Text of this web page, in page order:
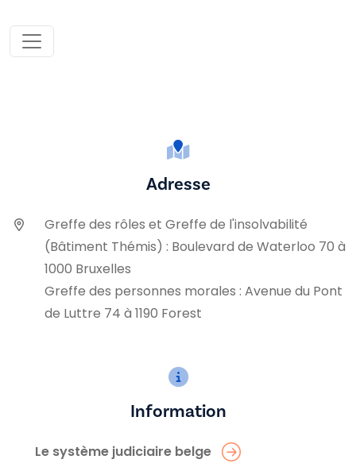
Adresse
Greffe des rôles et Greffe de l'insolvabilité
(Bâtiment Thémis) : Boulevard de Waterloo 70 à
1000 Bruxelles
Greffe des personnes morales : Avenue du Pont
de Luttre 74 à 1190 Forest
Information
Le système judiciaire belge